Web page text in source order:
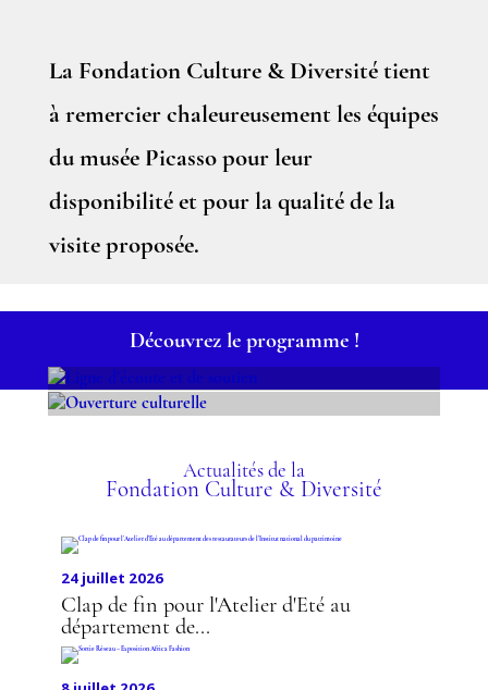
La Fondation Culture & Diversité tient
à remercier chaleureusement les équipes
du musée Picasso pour leur
disponibilité et pour la qualité de la
visite proposée.
Découvrez le programme !
LIGNE D’ÉCOUTE ET DE
SOUTIEN
CULTURELLE
Actualités de la
Fondation Culture & Diversité
24 juillet 2026
Clap de fin pour l'Atelier d'Eté au
département de...